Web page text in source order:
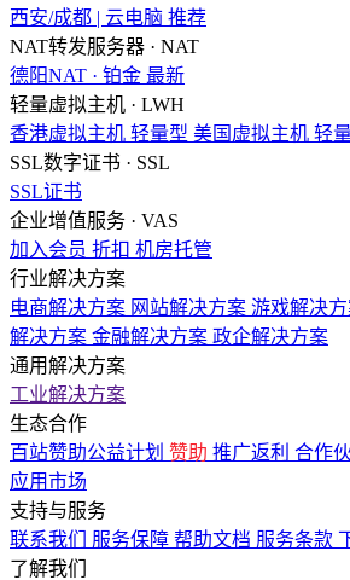
西安/成都 | 云电脑 推荐
NAT转发服务器 · NAT
德阳NAT · 铂金 最新
轻量虚拟主机 · LWH
香港虚拟主机 轻量型 美国虚拟主机 轻
SSL数字证书 · SSL
SSL证书
企业增值服务 · VAS
加入会员 折扣 机房托管
行业解决方案
电商解决方案 网站解决方案 游戏解决
解决方案 金融解决方案 政企解决方案
通用解决方案
工业解决方案
生态合作
百站赞助公益计划 赞助 推广返利 合作
应用市场
支持与服务
联系我们
服务保障 帮助文档 服务条款
了解我们